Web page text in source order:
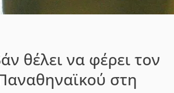
θέλει να φέρει τον
στη